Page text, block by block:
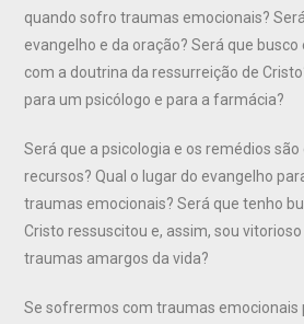
quando sofro traumas emocionais?
evangelho e da oração? Será que
com a doutrina da ressurreição de
para um psicólogo e para a farmácia?
Será que a psicologia e os remédios
recursos? Qual o lugar do evangelho
traumas emocionais? Será que tenho
Cristo ressuscitou e, assim, sou
traumas amargos da vida?
Se sofrermos com traumas emocionais